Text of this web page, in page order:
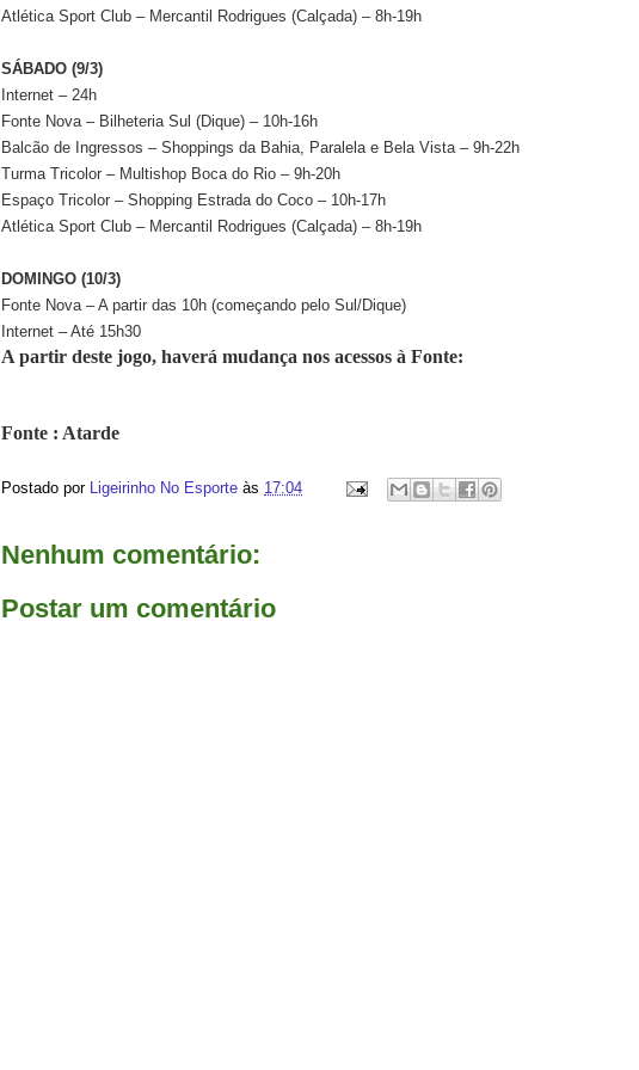
Atlética Sport Club – Mercantil Rodrigues (Calçada) – 8h-19h
SÁBADO (9/3)
Internet – 24h
Fonte Nova – Bilheteria Sul (Dique) – 10h-16h
Balcão de Ingressos – Shoppings da Bahia, Paralela e Bela Vista – 9h-22h
Turma Tricolor – Multishop Boca do Rio – 9h-20h
Espaço Tricolor – Shopping Estrada do Coco – 10h-17h
Atlética Sport Club – Mercantil Rodrigues (Calçada) – 8h-19h
DOMINGO (10/3)
Fonte Nova – A partir das 10h (começando pelo Sul/Dique)
Internet – Até 15h30
A partir deste jogo, haverá mudança nos acessos à Fonte:
Fonte : Atarde
Postado por Ligeirinho No Esporte às 17:04
Nenhum comentário:
Postar um comentário